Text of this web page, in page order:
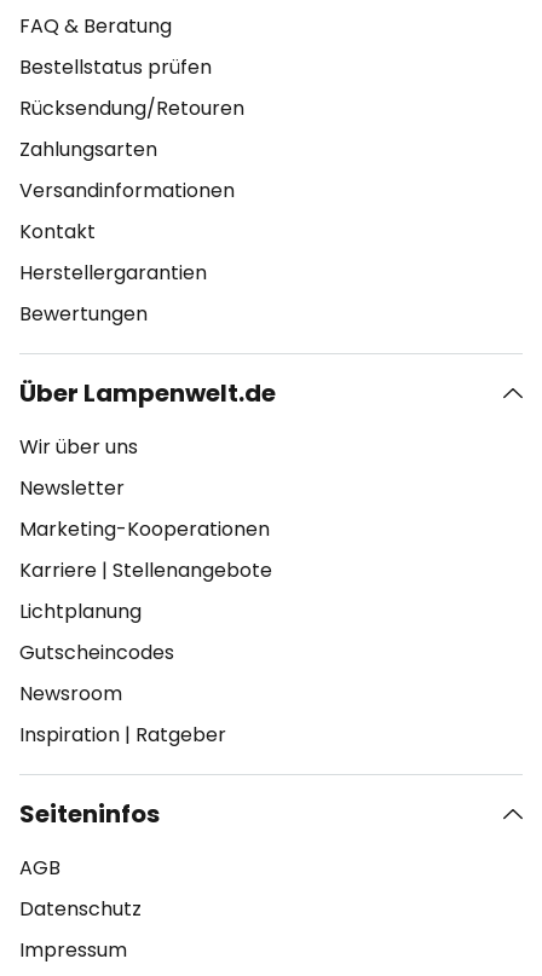
FAQ & Beratung
Bestellstatus prüfen
Rücksendung/Retouren
Zahlungsarten
Versandinformationen
Kontakt
Herstellergarantien
Bewertungen
Über Lampenwelt.de
Wir über uns
Newsletter
Marketing-Kooperationen
Karriere | Stellenangebote
Lichtplanung
Gutscheincodes
Newsroom
Inspiration | Ratgeber
Seiteninfos
AGB
Datenschutz
Impressum